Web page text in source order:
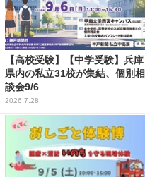
【高校受験】【中学受験】兵庫
県内の私立31校が集結、個別相
談会9/6
2026.7.28